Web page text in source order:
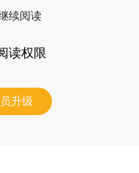
续阅读
读权限
升级